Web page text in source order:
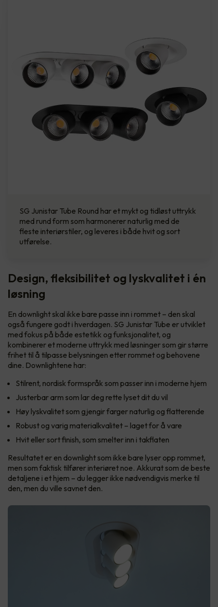
SG Junistar Tube Round har et mykt og tidløst uttrykk
med rund form som harmonerer naturlig med de
fleste interiørstiler, og leveres i både hvit og sort
utførelse.
Design, fleksibilitet og lyskvalitet i én
løsning
En downlight skal ikke bare passe inn i rommet – den skal
også fungere godt i hverdagen. SG Junistar Tube er utviklet
med fokus på både estetikk og funksjonalitet, og
kombinerer et moderne uttrykk med løsninger som gir større
frihet til å tilpasse belysningen etter rommet og behovene
dine. Downlightene har:
Stilrent, nordisk formspråk som passer inn i moderne hjem
Justerbar arm som lar deg rette lyset dit du vil
Høy lyskvalitet som gjengir farger naturlig og flatterende
Robust og varig materialkvalitet – laget for å vare
Hvit eller sort finish, som smelter inn i takflaten
Resultatet er en downlight som ikke bare lyser opp rommet,
men som faktisk tilfører interiøret noe. Akkurat som de beste
detaljene i et hjem – du legger ikke nødvendigvis merke til
den, men du ville savnet den.